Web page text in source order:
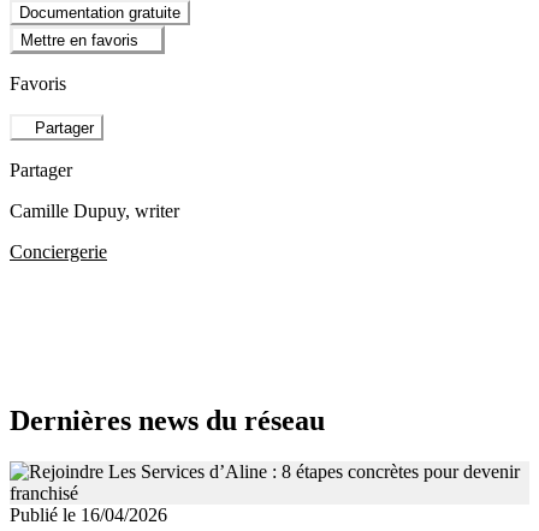
Documentation gratuite
Mettre en favoris
Favoris
Partager
Partager
Camille Dupuy, writer
Conciergerie
Dernières news du réseau
Publié le 16/04/2026